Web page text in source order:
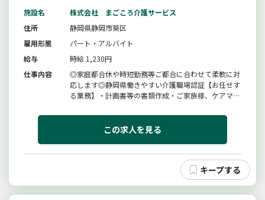
施設名
株式会社 まごころ介護サービス
住所
静岡県静岡市葵区
雇用形態
パート・アルバイト
給与
時給 1,230円
仕事内容
◎家庭都合休や時短勤務等ご都合に合わせて柔軟に対
応します◎静岡県働きやすい介護職場認証【お任せす
る業務】・計画書等の書類作成・ご家族様、ケアマネ
＊入社後研修３日間の実施・毎月の勉強会・先輩社員
同行（プリセプター制度）を導入している為、分から
この求人を見る